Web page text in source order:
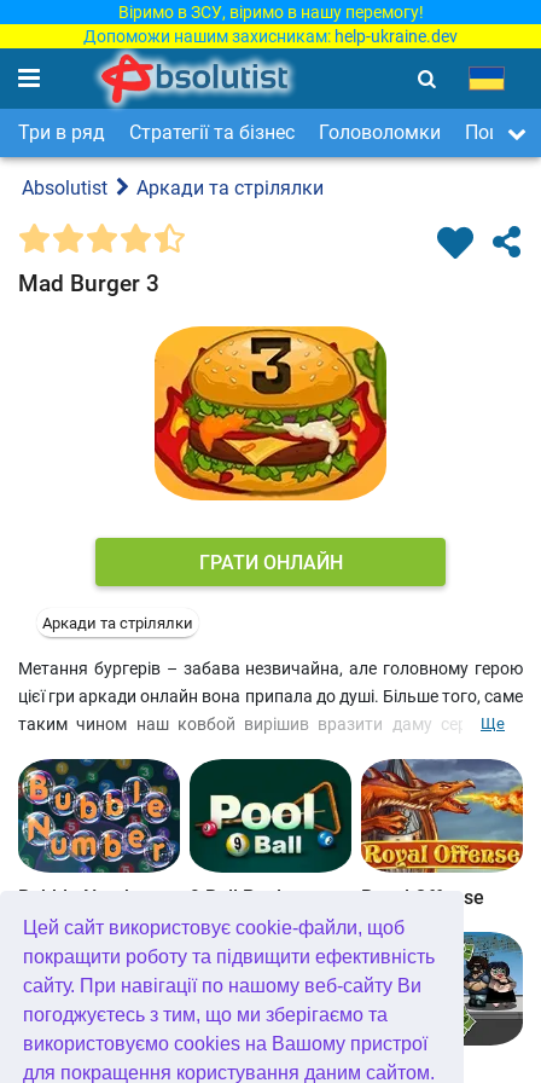
Цей сайт використовує cookie-файли, щоб
покращити роботу та підвищити ефективність
сайту. При навігації по нашому веб-сайту Ви
погоджуєтесь з тим, що ми зберігаємо та
використовуємо cookies на Вашому пристрої
для покращення користування даним сайтом.
Віримо в ЗСУ, віримо в нашу перемогу!
Допоможи нашим захисникам: help-ukraine.dev
Три в ряд Стратегії та бізнес Головоломки Пошук
Absolutist Аркади та стрілялки
Mad Burger 3
ГРАТИ ОНЛАЙН
Аркади та стрілялки
Метання бургерів – забава незвичайна, але головному герою
цієї гри аркади онлайн вона припала до душі. Більше того, саме
таким чином наш ковбой вирішив вразити даму серця, що
покращення, щоб запустити свій снаряд якнайдалі. Одним
словом, якщо вам подобаються гра про ковбоїв та індіанців, то
подібні безкоштовні ігри для хлопчиків онлайн можуть вас
зацікавити.
Ще
Bubble Number 9 Ball Pool Royal Offense
Blockz! Королівство Кітта Go Repo